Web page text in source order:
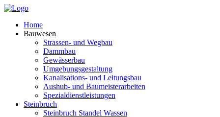
Home
Bauwesen
Strassen- und Wegbau
Dammbau
Gewässerbau
Umgebungsgestaltung
Kanalisations- und Leitungsbau
Aushub- und Baumeisterarbeiten
Spezialdienstleistungen
Steinbruch
Steinbruch Standel Wassen